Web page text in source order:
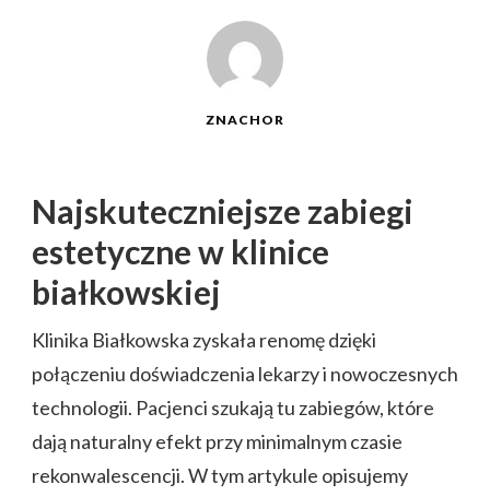
ZNACHOR
Najskuteczniejsze zabiegi
estetyczne w klinice
białkowskiej
Klinika Białkowska zyskała renomę dzięki
połączeniu doświadczenia lekarzy i nowoczesnych
technologii. Pacjenci szukają tu zabiegów, które
dają naturalny efekt przy minimalnym czasie
rekonwalescencji. W tym artykule opisujemy